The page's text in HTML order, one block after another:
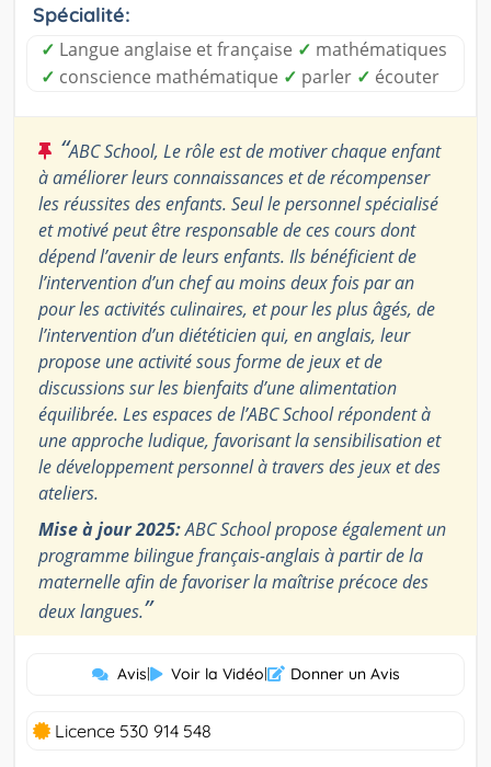
Spécialité:
✓ Langue anglaise et française ✓ mathématiques
✓ conscience mathématique ✓ parler ✓ écouter
“ABC School, Le rôle est de motiver chaque enfant
à améliorer leurs connaissances et de récompenser
les réussites des enfants. Seul le personnel spécialisé
et motivé peut être responsable de ces cours dont
dépend l’avenir de leurs enfants. Ils bénéficient de
l’intervention d’un chef au moins deux fois par an
pour les activités culinaires, et pour les plus âgés, de
l’intervention d’un diététicien qui, en anglais, leur
propose une activité sous forme de jeux et de
discussions sur les bienfaits d’une alimentation
équilibrée. Les espaces de l’ABC School répondent à
une approche ludique, favorisant la sensibilisation et
le développement personnel à travers des jeux et des
ateliers.
Mise à jour 2025:ABC School propose également un
programme bilingue français-anglais à partir de la
maternelle afin de favoriser la maîtrise précoce des
deux langues.”
Avis| Voir la Vidéo| Donner un Avis
Licence 530 914 548